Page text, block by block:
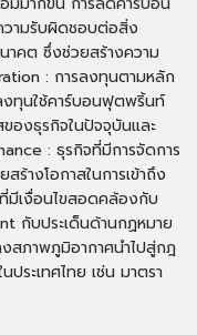
ามรับผิดชอบต่อสิ่ง
าคต ซึ่งช่วยสร้างความ
: การลงทุนตามหลัก
งทุนใช้คาร์บอนฟุตพริ้นท์
ของธุรกิจในปัจจุบันและ
: ธุรกิจที่มีการจัดการ
างโอกาสในการเข้าถึง
มีเงื่อนไขสอดคล้องกับ
กับประเด็นด้านกฏหมาย
สภาพภูมิอากาศนำไปสู่กฎ
ประเทศไทย เช่น มาตรา